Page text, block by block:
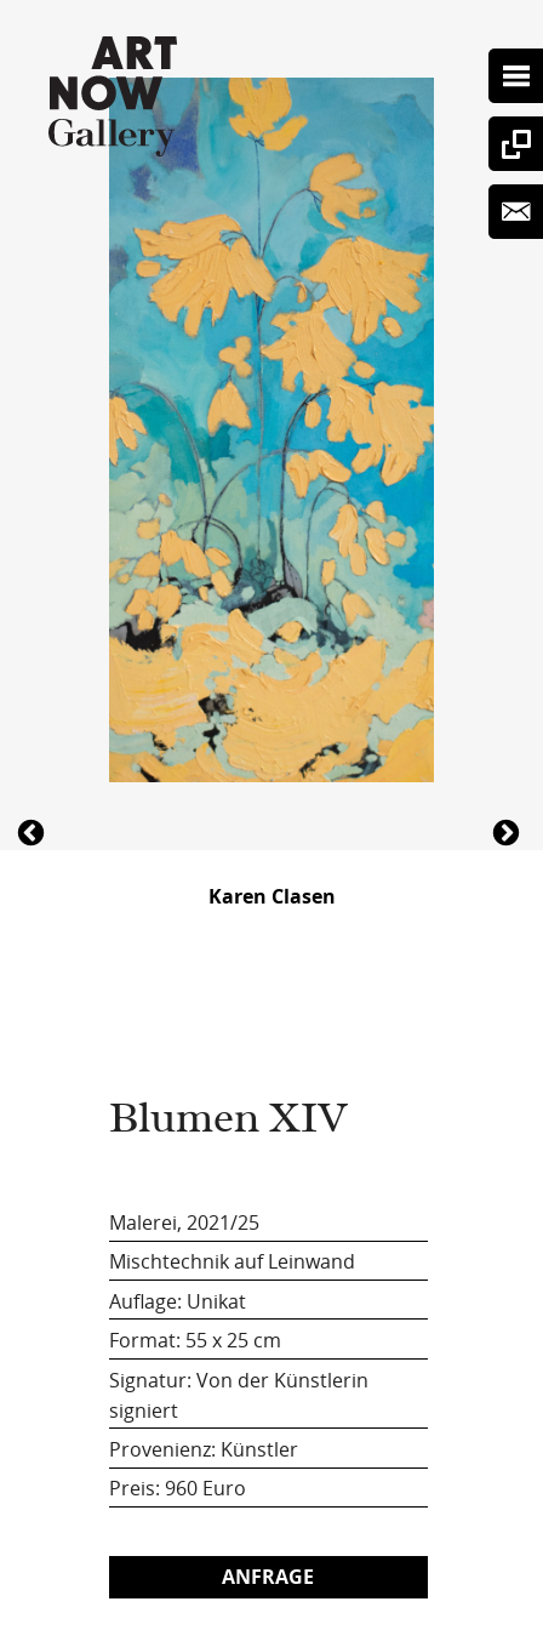
Karen Clasen
Blumen XIV
Malerei, 2021/25
Mischtechnik auf Leinwand
Auflage: Unikat
Format: 55 x 25 cm
Signatur: Von der Künstlerin
signiert
Provenienz: Künstler
Preis: 960 Euro
ANFRAGE